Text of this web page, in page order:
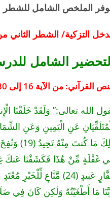
الملخص الشامل للشطر
التزكية/ الشطر
الشامل
القرآني: من الآية 16 إلى 30.